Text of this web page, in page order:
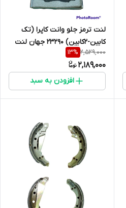
لنت ترمز جلو وانت کاپرا (تک
کابین-2کابین) 23290 جهان لنت
2,529,000
13%
2,189,000
افزودن به سبد